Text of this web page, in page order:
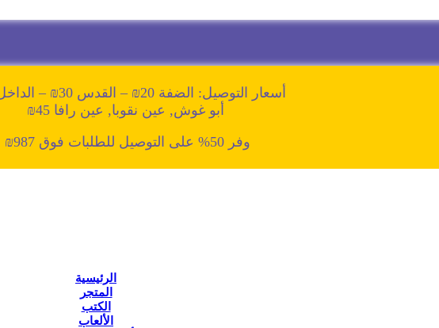
أسعار التوصيل: الضفة 20₪ – القدس 30₪ – الداخل 70₪
أبو غوش, عين نقوبا, عين رافا 45₪
وفر 50% على التوصيل للطلبات فوق 987₪
الرئيسية
المتجر
الكتب
الألعاب